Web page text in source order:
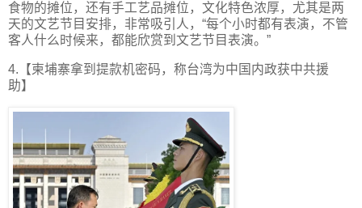
食物的摊位，还有手工艺品摊位，文化特色浓厚，尤其是两
天的文艺节目安排，非常吸引人，“每个小时都有表演，不管
客人什么时候来，都能欣赏到文艺节目表演。”
4.【柬埔寨拿到提款机密码，称台湾为中国内政获中共援
助】